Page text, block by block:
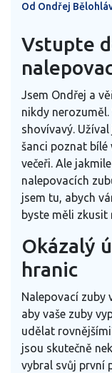
Od Ondřej
Vstupte
Jsem Ondřej a
nikdy
shovívavý.
šanci poznat
večeři. Ale
nalepovacích
jsem tu, abych
byste měli zkusit
Okázalý
hranic
Nalepovací zuby
aby vaše zuby
udělat
jsou skutečně
vybral svůj první